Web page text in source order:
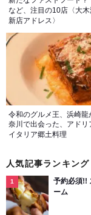
など、注目の10店〈大
新店アドレス〉
令和のグルメ王、浜崎龍
奈川で出会った、アドリ
イタリア郷土料理
人気記事ランキング
予約必須!!
ーム